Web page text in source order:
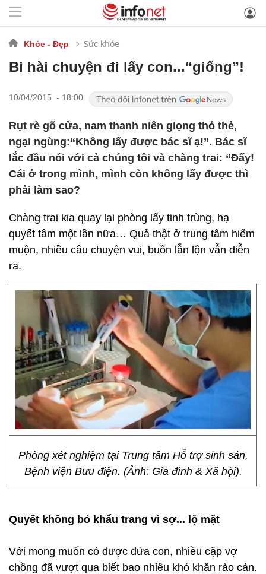
Khỏe - Đẹp Sức khỏe
Bi hài chuyện đi lấy con...“giống”!
10/04/2015 - 18:00
Rụt rè gõ cửa, nam thanh niên giọng thỏ thẻ,
ngại ngùng:“Không lấy được bác sĩ ạ!”. Bác sĩ
lắc đầu nói với cả chúng tôi và chàng trai: “Đấy!
Cái ở trong mình, mình còn không lấy được thì
phải làm sao?
Chàng trai kia quay lại phòng lấy tinh trùng, hạ
quyết tâm một lần nữa… Quả thật ở trung tâm hiếm
muộn, nhiều câu chuyện vui, buồn lẫn lộn vẫn diễn
ra.
Phòng xét nghiệm tại Trung tâm Hỗ trợ sinh sản,
Bệnh viện Bưu điện. (Ảnh: Gia đình & Xã hội).
Quyết không bỏ khẩu trang vì sợ... lộ mặt
Với mong muốn có được đứa con, nhiều cặp vợ
chồng đã vượt qua biết bao nhiêu khó khăn rào cản.